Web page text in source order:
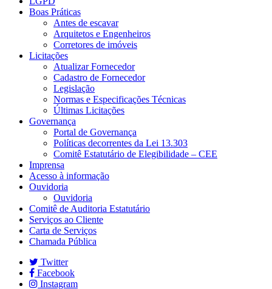
Boas Práticas
Antes de escavar
Arquitetos e Engenheiros
Corretores de imóveis
Licitações
Atualizar Fornecedor
Cadastro de Fornecedor
Legislação
Normas e Especificações Técnicas
Últimas Licitações
Governança
Portal de Governança
Políticas decorrentes da Lei 13.303
Comitê Estatutário de Elegibilidade – CEE
Imprensa
Acesso à informação
Ouvidoria
Ouvidoria
Comitê de Auditoria Estatutário
Serviços ao Cliente
Carta de Serviços
Chamada Pública
Twitter
Facebook
Instagram